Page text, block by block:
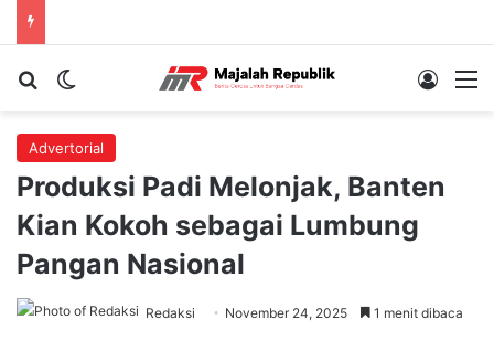
Cari berita...Switch skin Log In
Advertorial
Produksi Padi Melonjak, Banten
Kian Kokoh sebagai Lumbung
Pangan Nasional
Redaksi November 24, 2025 1 menit dibaca